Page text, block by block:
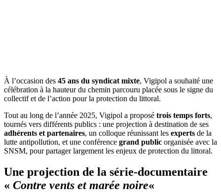
À l’occasion des 45 ans du syndicat mixte, Vigipol a souhaité une
célébration à la hauteur du chemin parcouru placée sous le signe du
collectif et de l’action pour la protection du littoral.
Tout au long de l’année 2025, Vigipol a proposé trois temps forts,
tournés vers différents publics : une projection à destination de ses
adhérents et partenaires, un colloque réunissant les experts de la
lutte antipollution, et une conférence grand public organisée avec la
SNSM, pour partager largement les enjeux de protection du littoral.
Une projection de la série-documentaire
« Contre vents et marée noire«